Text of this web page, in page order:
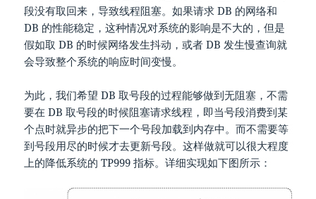
段没有取回来，导致线程阻塞。如果请求 DB 的网络和
DB 的性能稳定，这种情况对系统的影响是不大的，但是
假如取 DB 的时候网络发生抖动，或者 DB 发生慢查询就
会导致整个系统的响应时间变慢。
为此，我们希望 DB 取号段的过程能够做到无阻塞，不需
要在 DB 取号段的时候阻塞请求线程，即当号段消费到某
个点时就异步的把下一个号段加载到内存中。而不需要等
到号段用尽的时候才去更新号段。这样做就可以很大程度
上的降低系统的 TP999 指标。详细实现如下图所示：